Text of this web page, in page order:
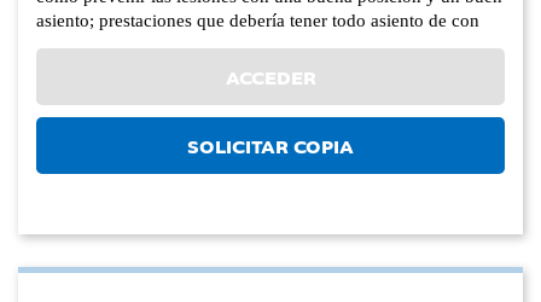
asiento; prestaciones que debería tener todo asiento de con
ACCEDER
SOLICITAR COPIA